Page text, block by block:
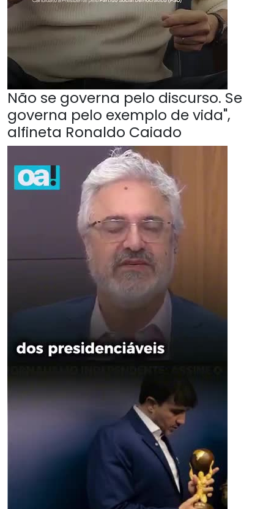
Não se governa pelo discurso. Se
governa pelo exemplo de vida",
alfineta Ronaldo Caiado